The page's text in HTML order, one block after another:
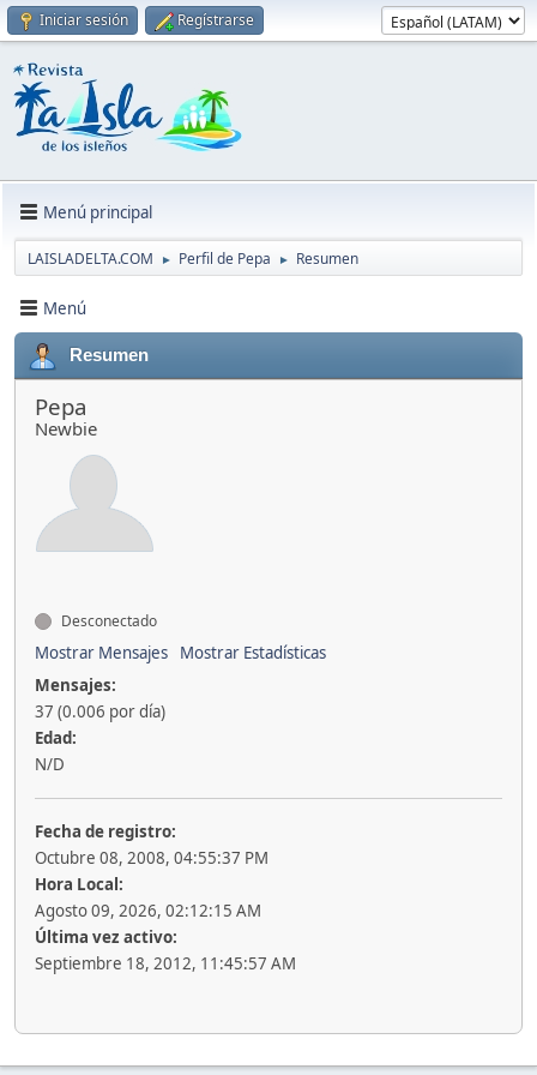
Iniciar sesión Regístrarse
Menú principal
LAISLADELTA.COM ► Perfil de Pepa ► Resumen
Menú
Resumen
Pepa
Newbie
Desconectado
Mostrar Mensajes
Mostrar Estadísticas
Mensajes:
37 (0.006 por día)
Edad:
N/D
Fecha de registro:
Octubre 08, 2008, 04:55:37 PM
Hora Local:
Agosto 09, 2026, 02:12:15 AM
Última vez activo:
Septiembre 18, 2012, 11:45:57 AM